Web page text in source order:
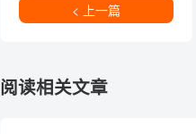
< 上一篇
阅读相关文章